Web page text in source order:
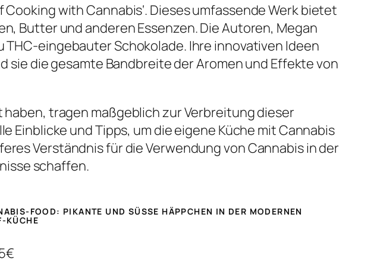
with Cannabis‘. Dieses umfassende Werk bietet
Butter und anderen Essenzen. Die Autoren, Megan
eingebauter Schokolade. Ihre innovativen Ideen
die gesamte Bandbreite der Aromen und Effekte von
tragen maßgeblich zur Verbreitung dieser
und Tipps, um die eigene Küche mit Cannabis
Verständnis für die Verwendung von Cannabis in der
schaffen.
FOOD: PIKANTE UND SÜSSE HÄPPCHEN IN DER MODERNEN
KÜCHE